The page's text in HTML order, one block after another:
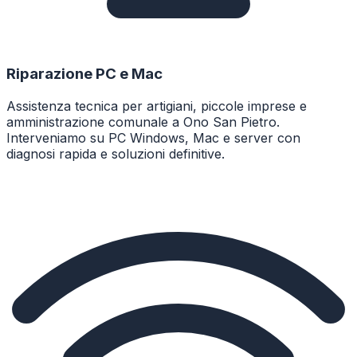
Riparazione PC e Mac
Assistenza tecnica per artigiani, piccole imprese e
amministrazione comunale a Ono San Pietro.
Interveniamo su PC Windows, Mac e server con
diagnosi rapida e soluzioni definitive.